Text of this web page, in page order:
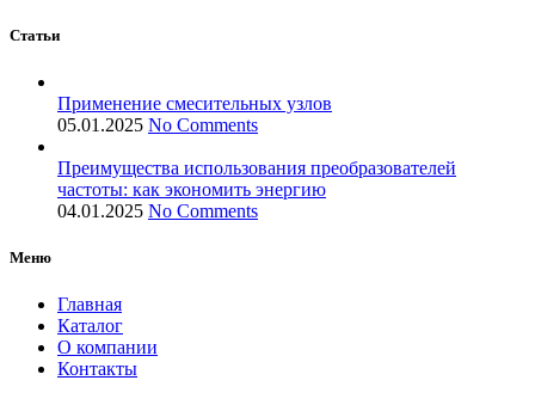
Статьи
Применение смесительных узлов
05.01.2025 No Comments
Преимущества использования преобразователей
частоты: как экономить энергию
04.01.2025 No Comments
Меню
Главная
Каталог
О компании
Контакты